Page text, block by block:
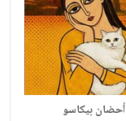
أحضان بيكاسو